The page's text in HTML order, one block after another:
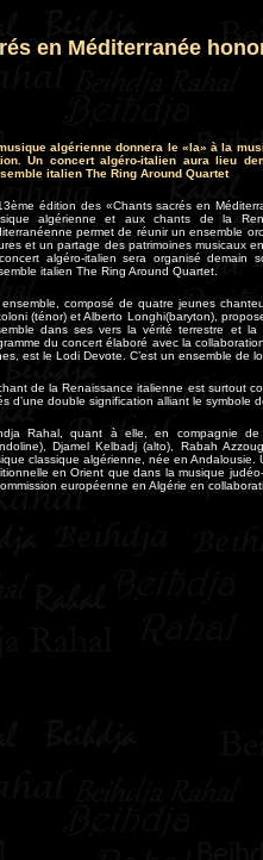
en Méditerranée
algérienne donnera le «la» à la
Un concert algéro-italien aura lieu
italien The Ring Around Quartet
édition des «Chants sacrés en
algérienne et aux chants de la
permet de réunir un ensemble
et un partage des patrimoines musicaux
algéro-italien sera organisé
italien The Ring Around Quartet.
composé de quatre jeunes
(ténor) et Alberto Longhi(baryton),
dans ses vers la vérité terrestre et
du concert élaboré avec la
est le Lodi Devote. C’est un ensemble de
de la Renaissance italienne est surtout
d’une double signification alliant le symbole
Rahal, quant à elle, en compagnie
Djamel Kelbadj (alto), Rabah
classique algérienne, née en
en Orient que dans la musique
européenne en Algérie en